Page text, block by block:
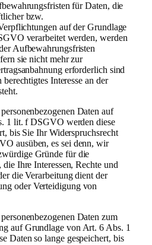
für Daten, die
bzw.
auf der Grundlage
verarbeitet werden, werden
Aufbewahrungsfristen
sie nicht mehr zur
erforderlich sind
Interesse an der
Daten auf
1 lit. f DSGVO werden diese
bis Sie Ihr Widerspruchsrecht
ausüben, es sei denn, wir
Gründe für die
Ihre Interessen, Rechte und
die Verarbeitung dient der
oder Verteidigung von
Daten zum
auf Grundlage von Art. 6 Abs. 1
Daten so lange gespeichert, bis